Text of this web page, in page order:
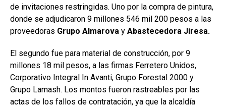
de invitaciones restringidas. Uno por la compra de pintura,
donde se adjudicaron 9 millones 546 mil 200 pesos a las
proveedoras Grupo Almarova y Abastecedora Jiresa.
El segundo fue para material de construcción, por 9
millones 18 mil pesos, a las firmas Ferretero Unidos,
Corporativo Integral In Avanti, Grupo Forestal 2000 y
Grupo Lamash. Los montos fueron rastreables por las
actas de los fallos de contratación, ya que la alcaldía